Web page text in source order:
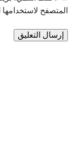
المتصفح